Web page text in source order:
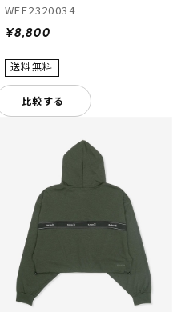
WFF2320034
¥8,800
比較する